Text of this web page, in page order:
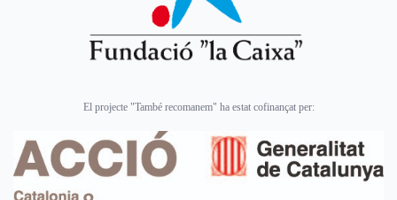
El projecte "També recomanem" ha estat cofinançat per: